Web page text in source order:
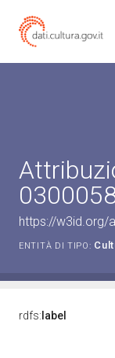
https://w3id.org/
ENTITÀ DI TIPO:
rdfs: label